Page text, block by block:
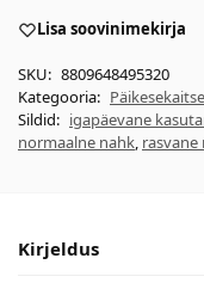
Lisa soovinimekirja
SKU: 8809648495320
Kategooria: Päikesekaitse
Sildid: igapäevane
normaalne nahk, rasvane
Kirjeldus